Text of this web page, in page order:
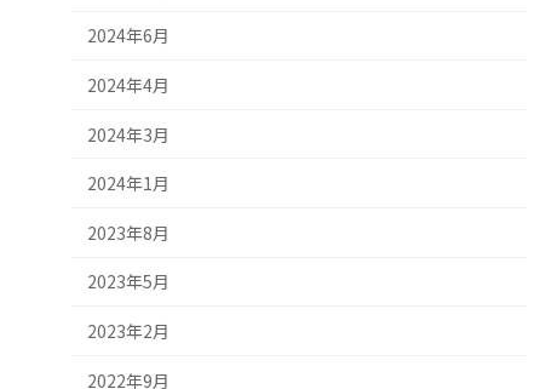
2024年6月
2024年4月
2024年3月
2024年1月
2023年8月
2023年5月
2023年2月
2022年9月